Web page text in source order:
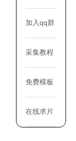
加入qq群
采集教程
免费模板
在线求片